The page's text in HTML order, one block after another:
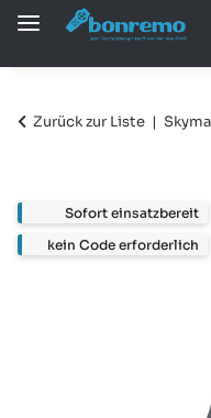
Zurück zur Liste